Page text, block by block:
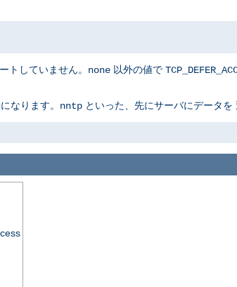
トしていません。 none 以外の値で
なります。 nntp といった、先にサーバにデータ